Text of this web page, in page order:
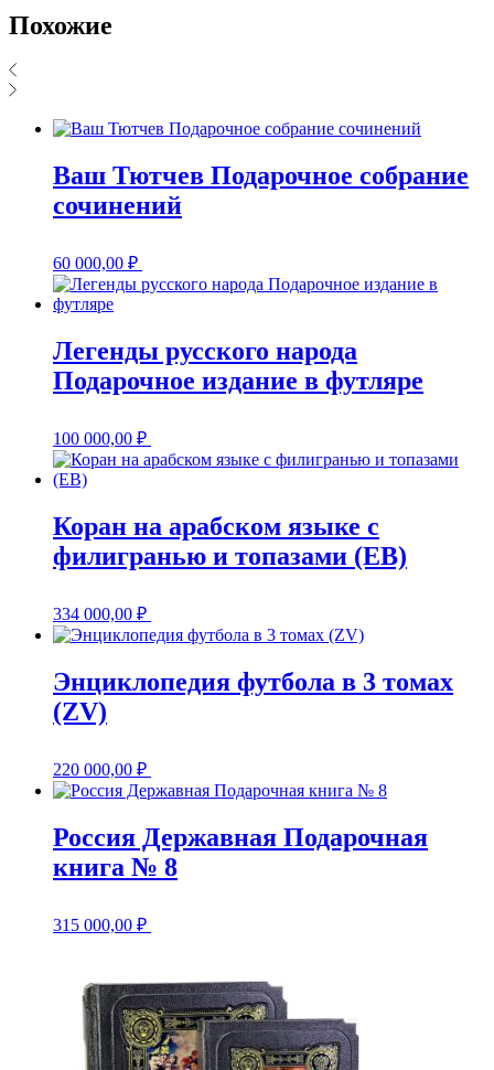
Похожие
Ваш Тютчев Подарочное собрание
сочинений
60 000,00 ₽
Легенды русского народа
Подарочное издание в футляре
100 000,00 ₽
Коран на арабском языке с
филигранью и топазами (EB)
334 000,00 ₽
Энциклопедия футбола в 3 томах
(ZV)
220 000,00 ₽
Россия Державная Подарочная
книга № 8
315 000,00 ₽